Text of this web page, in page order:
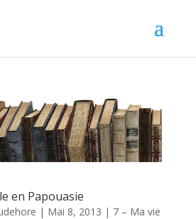
en Papouasie
| Mai 8, 2013 | 7 – Ma vie